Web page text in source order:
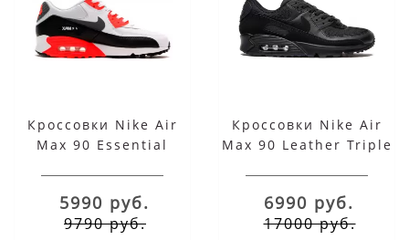
Кроссовки Nike Air
Max 90 Essential
5990 руб.
9790 руб.
Кроссовки Nike Air
Max 90 Leather Triple
6990 руб.
17000 руб.